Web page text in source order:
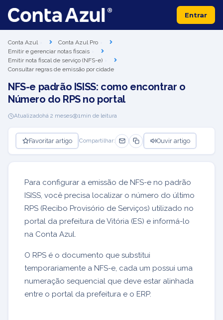
Entrar
Conta Azul
Conta Azul Pro
Emitir e gerenciar notas fiscais
Emitir nota fiscal de serviço (NFS-e)
Consultar regras de emissão por cidade
NFS-e padrão ISISS: como encontrar o
Número do RPS no portal
Atualizadohá 2 meses 1min de leitura
Favoritar artigo Compartilhar: Ouvir artigo
Para configurar a emissão de NFS-e no padrão
ISISS, você precisa localizar o número do último
RPS (Recibo Provisório de Serviços) utilizado no
portal da prefeitura de Vitória (ES) e informá-lo
na Conta Azul.
O RPS é o documento que substitui
temporariamente a NFS-e, cada um possui uma
numeração sequencial que deve estar alinhada
entre o portal da prefeitura e o ERP.